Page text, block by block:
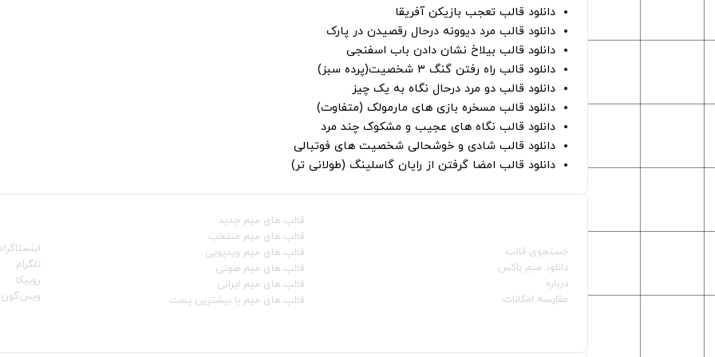
دانلود قالب تعجب بازیکن آفریقا
دانلود قالب مرد دیوونه درحال رقصیدن در پارک
دانلود قالب بیلاخ نشان دادن باب اسفنجی
دانلود قالب راه رفتن گنگ ۳ شخصیت(پرده سبز)
دانلود قالب دو مرد درحال نگاه به یک چیز
دانلود قالب مسخره بازی های مارمولک (متفاوت)
دانلود قالب نگاه های عجیب و مشکوک چند مرد
دانلود قالب شادی و خوشحالی شخصیت های فوتبالی
دانلود قالب امضا گرفتن از رایان گاسلینگ (طولانی تر)
جستجوی قالب
دانلود میم باکس
درباره
مقایسه امکانات
قالب‌ های میم جدید
قالب‌ های میم منتخب
قالب‌ های میم ویدیویی
قالب‌ های میم صوتی
قالب‌ های میم ایرانی
قالب‌ های میم با بیشترین پست
تلگرام
روبیکا
ویس‌گون